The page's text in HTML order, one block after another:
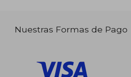
Nuestras Formas de Pago